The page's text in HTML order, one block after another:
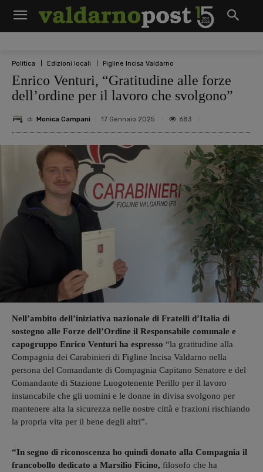
Politica Edizioni locali Figline Incisa Valdarno
Enrico Venturi, “Gratitudine alle forze
dell’ordine per il lavoro che svolgono”
di Monica Campani 17 Gennaio 2025 683
Nell’ambito dell’iniziativa nazionale di Fratelli d’Italia di
sostegno alle Forze dell’Ordine il Responsabile comunale e
capogruppo Enrico Venturi ha espresso “la gratitudine alla
Compagnia dei Carabinieri di Figline Incisa Valdarno nella
persona del Comandante di Compagnia Capitano Senatore e del
Comandante di Stazione Luogotenente Perillo per il lavoro
instancabile che gli uomini e le donne in divisa svolgono per
mantenere alta la sicurezza nelle nostre città e frazioni rischiando
la propria vita per il bene degli altri”.
“In segno di riconoscenza ho quindi donato alla Compagnia il
francobollo dedicato a Marsilio Ficino, filosofo che ha